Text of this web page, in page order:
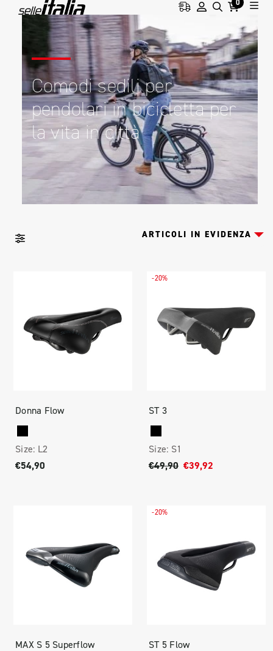
0
Comodi sedili per
pendolari in bicicletta per
la vita in città
Donna Flow
Size: L2
€54,90
-20%
ST 3
Size: S1
€49,90 €39,92
MAX S 5 Superflow
-20%
ST 5 Flow